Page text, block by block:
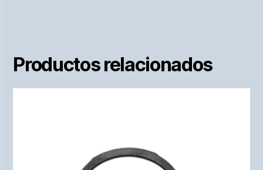
Productos relacionados